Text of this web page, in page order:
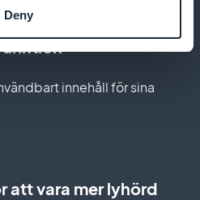
Deny
innehåll för sina
att vara mer lyhörd